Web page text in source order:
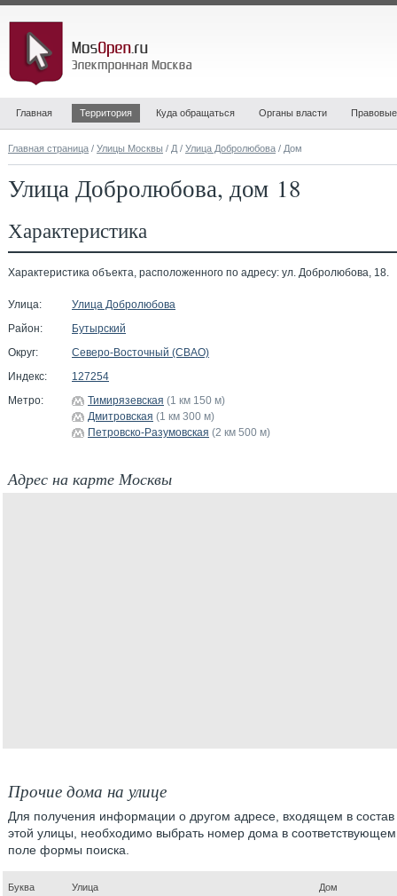
Главная Территория Куда обращаться Органы власти
Главная страница / Улицы Москвы / Д / Улица Добролюбова / Дом
Улица Добролюбова, дом 18
Характеристика
Характеристика объекта, расположенного по адресу: ул. Добролюбова, 18.
Улица:
Улица Добролюбова
Район:
Бутырский
Округ:
Северо-Восточный (СВАО)
Индекс:
127254
Метро:
Тимирязевская (1 км 150 м)
Дмитровская (1 км 300 м)
Петровско-Разумовская (2 км 500 м)
Адрес на карте Москвы
Прочие дома на улице
Для получения информации о другом адресе, входящем в состав
этой улицы, необходимо выбрать номер дома в соответствующем
поле формы поиска.
Буква Улица Дом